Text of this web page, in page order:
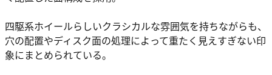
四駆系ホイールらしいクラシカルな雰囲気を持ちながらも、
穴の配置やディスク面の処理によって重たく見えすぎない印
象にまとめられている。